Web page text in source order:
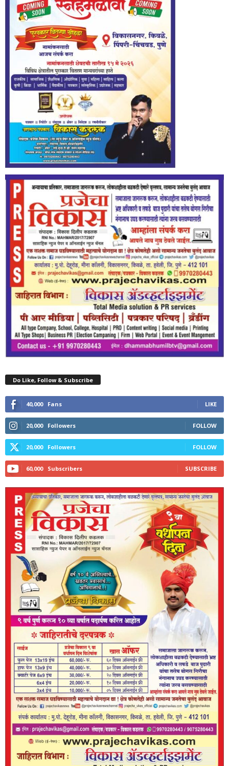
Do Like, Follow & Subscribe
40,000 Fans LIKE
20,000 Followers FOLLOW
20,000 Followers FOLLOW
60,000 Subscribers SUBSCRIBE